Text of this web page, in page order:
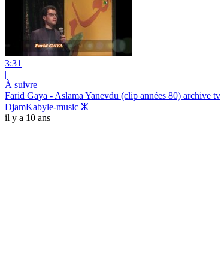
3:31
|
À suivre
Farid Gaya - Aslama Yanevdu (clip années 80) archive tv
DjamKabyle-music ⵣ
il y a 10 ans